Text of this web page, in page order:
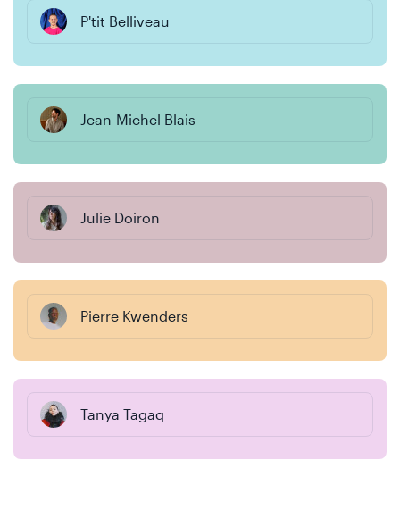
P'tit Belliveau
Jean-Michel Blais
Julie Doiron
Pierre Kwenders
Tanya Tagaq